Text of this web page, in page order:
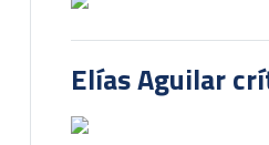
Elías Aguilar